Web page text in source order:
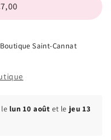
Saint-Cannat
lun 10 août et le jeu 13